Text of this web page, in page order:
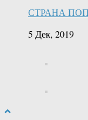
СТРАНА
5 Дек, 2019